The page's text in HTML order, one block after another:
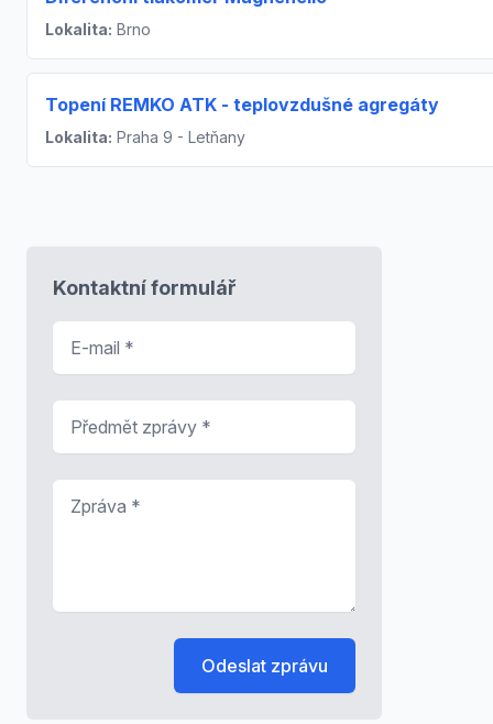
Lokalita: Brno
Topení REMKO ATK - teplovzdušné agregáty
Lokalita: Praha 9 - Letňany
Kontaktní formulář
Odeslat zprávu